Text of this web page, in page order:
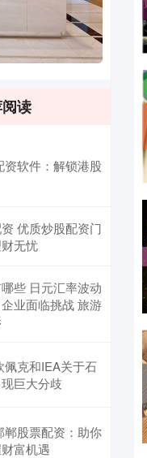
读
资软件：解锁港股
优质炒股配资门
无忧
些 日元汇率波动
业面临挑战 旅游
佩克和IEA关于石
巨大分歧
郸股票配资：助你
富机遇